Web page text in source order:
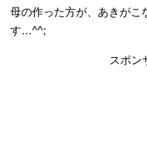
母の作った方が、あきがこ
す…^^;
スポン